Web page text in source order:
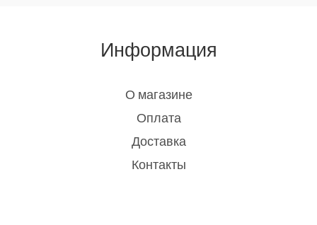
Информация
О магазине
Оплата
Доставка
Контакты